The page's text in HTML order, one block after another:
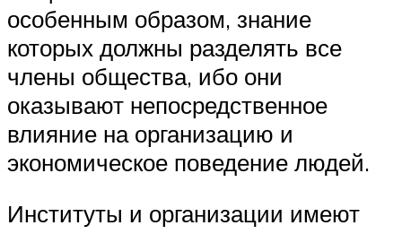
особенным образом, знание
которых должны разделять все
члены общества, ибо они
оказывают непосредственное
влияние на организацию и
экономическое поведение людей.
Институты и организации имеют